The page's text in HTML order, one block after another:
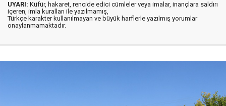
UYARI: Küfür, hakaret, rencide edici cümleler veya imalar, inançlara saldırı
içeren, imla kuralları ile yazılmamış,
Türkçe karakter kullanılmayan ve büyük harflerle yazılmış yorumlar
onaylanmamaktadır.